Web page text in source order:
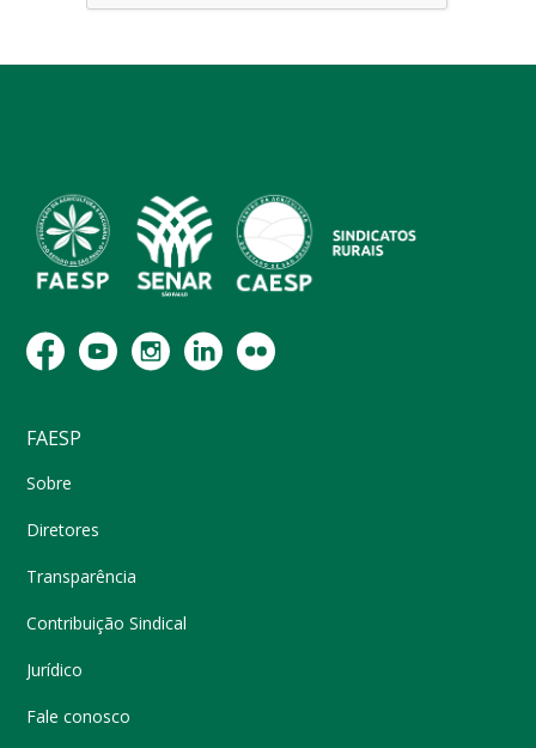
FAESP
Sobre
Diretores
Transparência
Contribuição Sindical
Jurídico
Fale conosco